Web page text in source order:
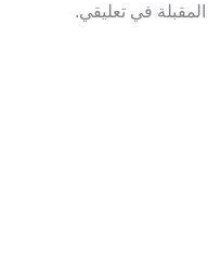
في تعليقي.